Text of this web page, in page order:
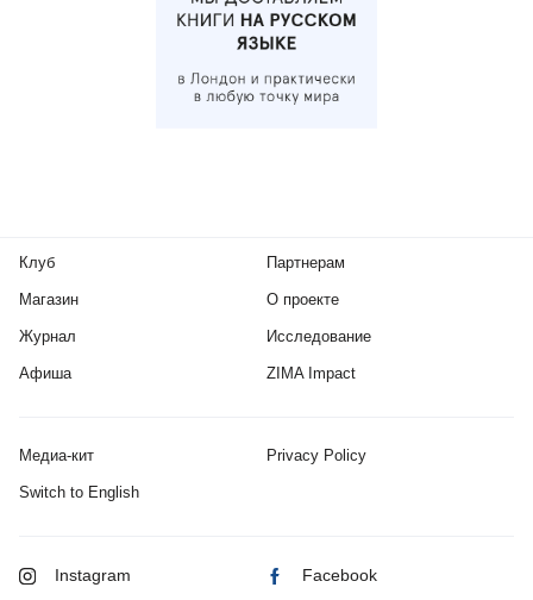
Клуб
Магазин
Журнал
Афиша
Партнерам
О проекте
Исследование
ZIMA Impact
Медиа-кит Privacy Policy
Switch to English
Instagram Facebook